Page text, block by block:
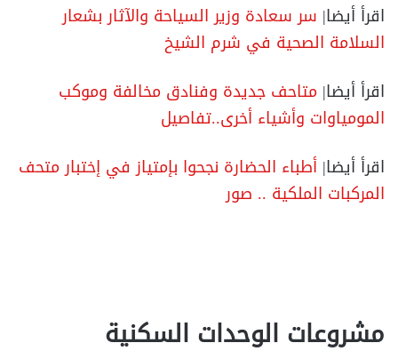
اقرأ أيضا| سر سعادة وزير السياحة والآثار بشعار
السلامة الصحية في شرم الشيخ
اقرأ أيضا| متاحف جديدة وفنادق مخالفة وموكب
المومياوات وأشياء أخرى..تفاصيل
اقرأ أيضا| أطباء الحضارة نجحوا بإمتياز في إختبار متحف
المركبات الملكية .. صور
مشروعات الوحدات السكنية